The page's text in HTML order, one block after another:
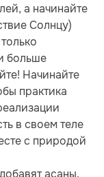
а начинайте
Солнцу)
больше
Начинайте
практика
в своем теле
с природой
асаны,